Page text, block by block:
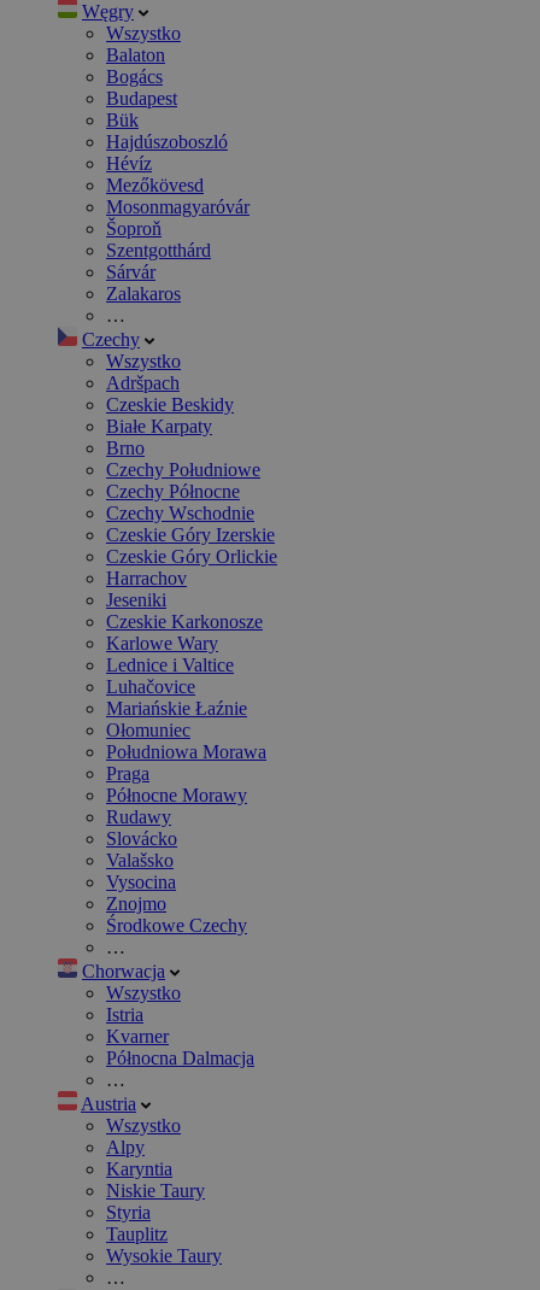
Węgry
Wszystko
Balaton
Bogács
Budapest
Bük
Hajdúszoboszló
Hévíz
Mezőkövesd
Mosonmagyaróvár
Šoproň
Szentgotthárd
Sárvár
Zalakaros
…
Czechy
Wszystko
Adršpach
Czeskie Beskidy
Białe Karpaty
Brno
Czechy Południowe
Czechy Północne
Czechy Wschodnie
Czeskie Góry Izerskie
Czeskie Góry Orlickie
Harrachov
Jeseniki
Czeskie Karkonosze
Karlowe Wary
Lednice i Valtice
Luhačovice
Mariańskie Łaźnie
Ołomuniec
Południowa Morawa
Praga
Północne Morawy
Rudawy
Slovácko
Valašsko
Vysocina
Znojmo
Środkowe Czechy
…
Chorwacja
Wszystko
Istria
Kvarner
Północna Dalmacja
…
Austria
Wszystko
Alpy
Karyntia
Niskie Taury
Styria
Tauplitz
Wysokie Taury
…